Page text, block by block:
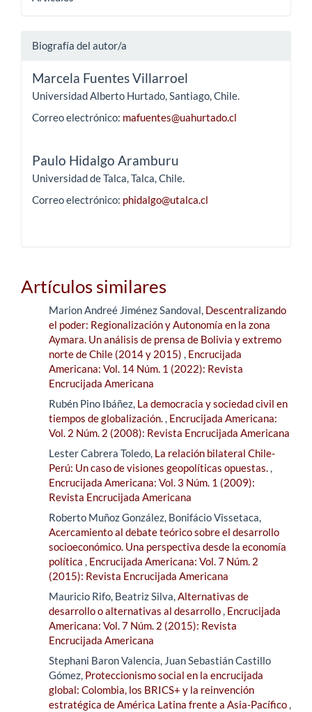
Biografía del autor/a
Marcela Fuentes Villarroel
Universidad Alberto Hurtado, Santiago, Chile.
Correo electrónico: mafuentes@uahurtado.cl
Paulo Hidalgo Aramburu
Universidad de Talca, Talca, Chile.
Correo electrónico: phidalgo@utalca.cl
Artículos similares
Marion Andreé Jiménez Sandoval, Descentralizando
el poder: Regionalización y Autonomía en la zona
Aymara. Un análisis de prensa de Bolivia y extremo
norte de Chile (2014 y 2015) , Encrucijada
Americana: Vol. 14 Núm. 1 (2022): Revista
Encrucijada Americana
Rubén Pino Ibáñez, La democracia y sociedad civil en
tiempos de globalización., Encrucijada Americana:
Vol. 2 Núm. 2 (2008): Revista Encrucijada Americana
Lester Cabrera Toledo, La relación bilateral Chile-
Perú: Un caso de visiones geopolíticas opuestas.,
Encrucijada Americana: Vol. 3 Núm. 1 (2009):
Revista Encrucijada Americana
Roberto Muñoz González, Bonifácio Vissetaca,
Acercamiento al debate teórico sobre el desarrollo
socioeconómico. Una perspectiva desde la economía
política , Encrucijada Americana: Vol. 7 Núm. 2
(2015): Revista Encrucijada Americana
Mauricio Rifo, Beatriz Silva,Alternativas de
desarrollo o alternativas al desarrollo, Encrucijada
Americana: Vol. 7 Núm. 2 (2015): Revista
Encrucijada Americana
Stephani Baron Valencia, Juan Sebastián Castillo
Gómez, Proteccionismo social en la encrucijada
global: Colombia, los BRICS+ y la reinvención
estratégica de América Latina frente a Asia-Pacífico,